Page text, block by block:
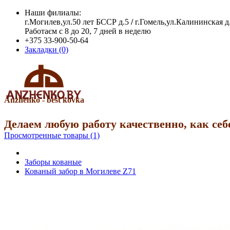
Наши филиалы:
г.Могилев,ул.50 лет БССР д.5 /г.Гомель,ул.Калининская
Работаєм с 8 до 20, 7 дней в неделю
+375 33-900-50-64
Закладки (0)
Anzhenko - best kovka
Делаем любую работу качественно, как
Просмотренные товары (1)
Заборы кованые
Кованый забор в Могилеве Z71